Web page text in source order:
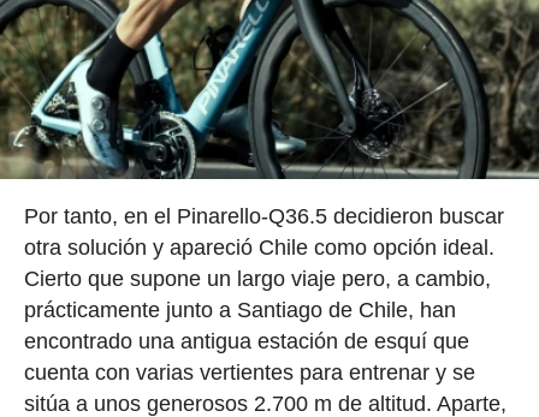
Por tanto, en el Pinarello-Q36.5 decidieron buscar
otra solución y apareció Chile como opción ideal.
Cierto que supone un largo viaje pero, a cambio,
prácticamente junto a Santiago de Chile, han
encontrado una antigua estación de esquí que
cuenta con varias vertientes para entrenar y se
sitúa a unos generosos 2.700 m de altitud. Aparte,